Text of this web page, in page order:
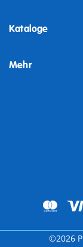
Kataloge
Mehr
©2026